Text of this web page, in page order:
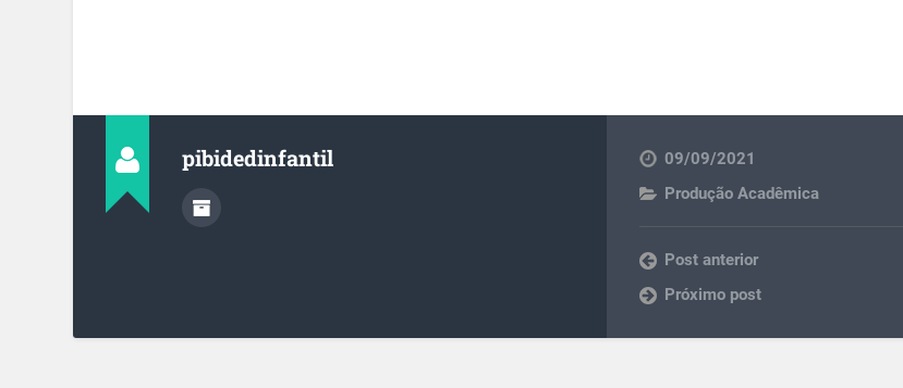
pibidedinfantil
09/09/2021
Produção Acadêmica
Post anterior
Próximo post